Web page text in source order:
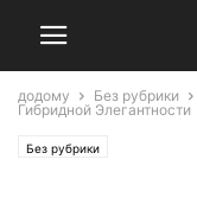
додому Без рубрики
Гибридной Элегантности
Без рубрики